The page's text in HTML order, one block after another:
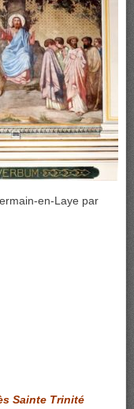
en-Laye par
Sainte Trinité